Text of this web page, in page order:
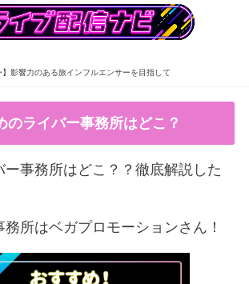
影響力のある旅インフルエンサーを目指して
のライバー事務所はどこ？
ー事務所はどこ？？徹底解説した
所はベガプロモーションさん！